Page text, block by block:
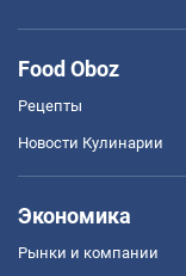
Food Oboz
Рецепты
Новости Кулинарии
Экономика
Рынки и компании